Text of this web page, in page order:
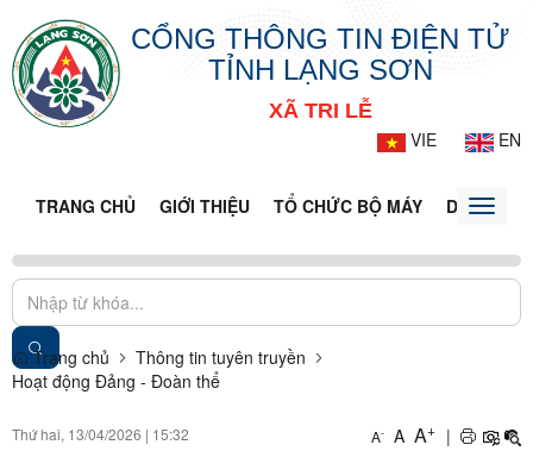
CỔNG THÔNG TIN ĐIỆN TỬ
TỈNH LẠNG SƠN
XÃ TRI LỄ
VIE
EN
TRANG CHỦ GIỚI THIỆU TỔ CHỨC BỘ MÁY DOANH
Toggle
Trang chủ
Thông tin tuyên truyền
Hoạt động Đảng - Đoàn thể
Thứ hai, 13/04/2026 | 15:32 A- A A+ |